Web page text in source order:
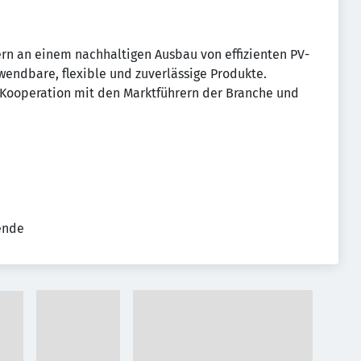
an einem nachhaltigen Ausbau von effizienten PV-
flexible und zuverlässige Produkte.
mit den Marktführern der Branche und